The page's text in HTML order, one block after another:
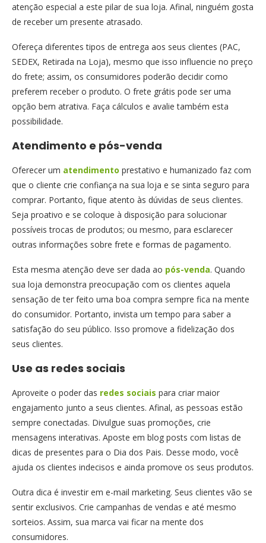
atenção especial a este pilar de sua loja. Afinal, ninguém gosta
de receber um presente atrasado.
Ofereça diferentes tipos de entrega aos seus clientes (PAC,
SEDEX, Retirada na Loja), mesmo que isso influencie no preço
do frete; assim, os consumidores poderão decidir como
preferem receber o produto. O frete grátis pode ser uma
opção bem atrativa. Faça cálculos e avalie também esta
possibilidade.
Atendimento e pós-venda
Oferecer um atendimento prestativo e humanizado faz com
que o cliente crie confiança na sua loja e se sinta seguro para
comprar. Portanto, fique atento às dúvidas de seus clientes.
Seja proativo e se coloque à disposição para solucionar
possíveis trocas de produtos; ou mesmo, para esclarecer
outras informações sobre frete e formas de pagamento.
Esta mesma atenção deve ser dada ao pós-venda. Quando
sua loja demonstra preocupação com os clientes aquela
sensação de ter feito uma boa compra sempre fica na mente
do consumidor. Portanto, invista um tempo para saber a
satisfação do seu público. Isso promove a fidelização dos
seus clientes.
Use as redes sociais
Aproveite o poder das redes sociais para criar maior
engajamento junto a seus clientes. Afinal, as pessoas estão
sempre conectadas. Divulgue suas promoções, crie
mensagens interativas. Aposte em blog posts com listas de
dicas de presentes para o Dia dos Pais. Desse modo, você
ajuda os clientes indecisos e ainda promove os seus produtos.
Outra dica é investir em e-mail marketing. Seus clientes vão se
sentir exclusivos. Crie campanhas de vendas e até mesmo
sorteios. Assim, sua marca vai ficar na mente dos
consumidores.